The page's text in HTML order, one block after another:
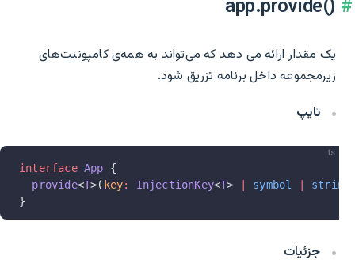
app.provide()‎
یک مقدار ارائه می دهد که می‌تواند به همه‌ی کامپوننت‌های
زیرمجموعه داخل برنامه تزریق شود.
تایپ
ts
interface App {
  provide
<T>( key: InjectionKey<T> symbol string
}
جزئیات